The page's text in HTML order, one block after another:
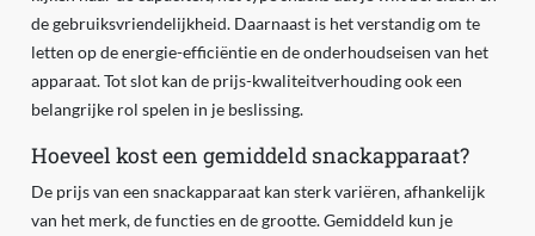
de gebruiksvriendelijkheid. Daarnaast is het verstandig om te
letten op de energie-efficiëntie en de onderhoudseisen van het
apparaat. Tot slot kan de prijs-kwaliteitverhouding ook een
belangrijke rol spelen in je beslissing.
Hoeveel kost een gemiddeld snackapparaat?
De prijs van een snackapparaat kan sterk variëren, afhankelijk
van het merk, de functies en de grootte. Gemiddeld kun je